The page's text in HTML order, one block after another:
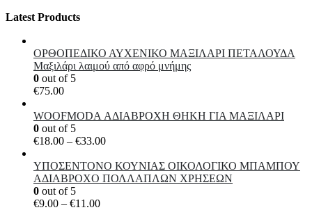
Latest Products
ΟΡΘΟΠΕΔΙΚΟ ΑΥΧΕΝΙΚΟ ΜΑΞΙΛΑΡΙ ΠΕΤΑΛΟΥΔΑ
Μαξιλάρι λαιμού από αφρό μνήμης
0 out of 5
€75.00
WOOFMODA ΑΔΙΑΒΡΟΧΗ ΘΗΚΗ ΓΙΑ ΜΑΞΙΛΑΡΙ
0 out of 5
€18.00 – €33.00Price
€18.00
through
ΥΠΟΣΕΝΤΟΝΟ ΚΟΥΝΙΑΣ ΟΙΚΟΛΟΓΙΚΟ ΜΠΑΜΠΟΥ
ΑΔΙΑΒΡΟΧΟ ΠΟΛΛΑΠΛΩΝ ΧΡΗΣΕΩΝ
0 out of 5
€9.00 – €11.00Price